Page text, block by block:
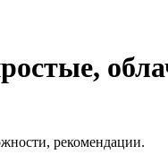
рекомендации.